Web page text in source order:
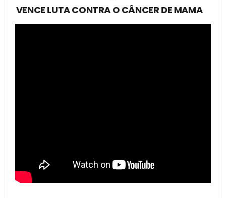
VENCE LUTA CONTRA O CÂNCER DE MAMA